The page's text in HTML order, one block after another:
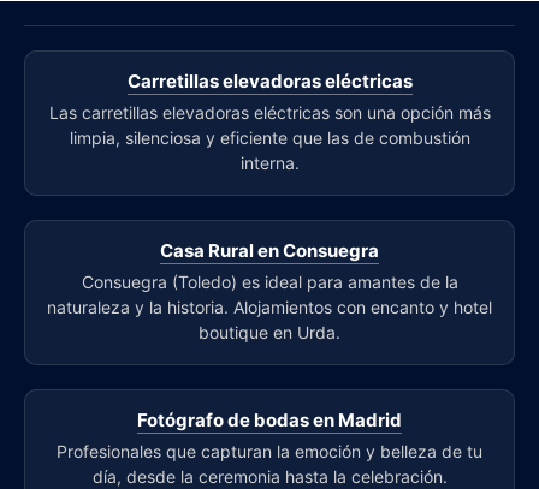
Carretillas elevadoras eléctricas
Las carretillas elevadoras eléctricas son una opción más
limpia, silenciosa y eficiente que las de combustión
interna.
Casa Rural en Consuegra
Consuegra (Toledo) es ideal para amantes de la
naturaleza y la historia. Alojamientos con encanto y hotel
boutique en Urda.
Fotógrafo de bodas en Madrid
Profesionales que capturan la emoción y belleza de tu
día, desde la ceremonia hasta la celebración.